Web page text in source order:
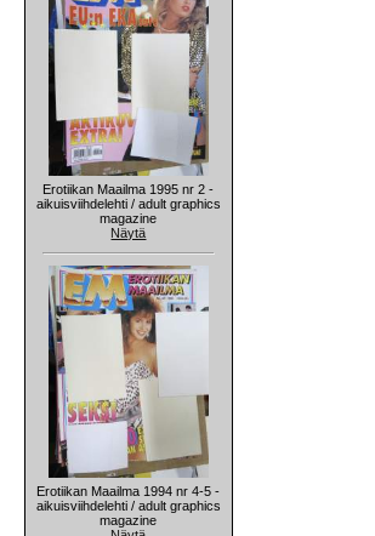
Erotiikan Maailma 1995 nr 2 -
aikuisviihdelehti / adult graphics
magazine
Näytä
Erotiikan Maailma 1994 nr 4-5 -
aikuisviihdelehti / adult graphics
magazine